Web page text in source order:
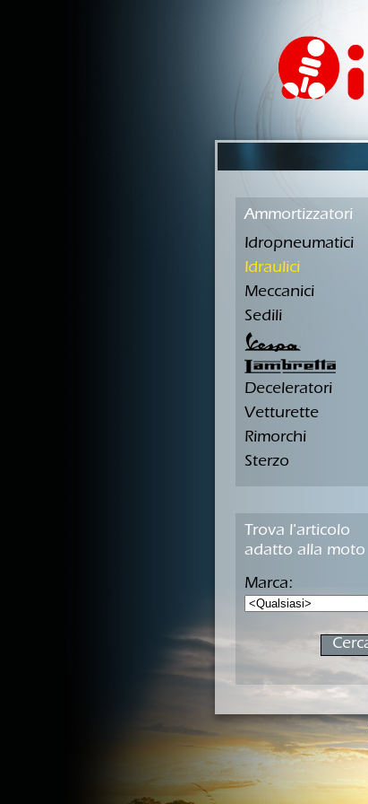
Ammortizzatori
Idropneumatici
Idraulici
Meccanici
Sedili
Deceleratori
Vetturette
Rimorchi
Sterzo
Trova l'articolo
adatto alla moto
Marca: